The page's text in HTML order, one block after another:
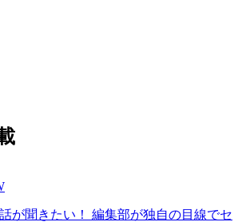
が聞きたい！ 編集部が独自の目線でセ